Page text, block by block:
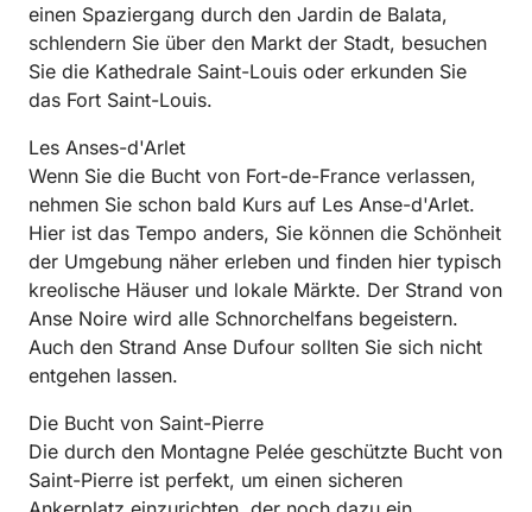
einen Spaziergang durch den Jardin de Balata,
schlendern Sie über den Markt der Stadt, besuchen
Sie die Kathedrale Saint-Louis oder erkunden Sie
das Fort Saint-Louis.
Les Anses-d'Arlet
Wenn Sie die Bucht von Fort-de-France verlassen,
nehmen Sie schon bald Kurs auf Les Anse-d'Arlet.
Hier ist das Tempo anders, Sie können die Schönheit
der Umgebung näher erleben und finden hier typisch
kreolische Häuser und lokale Märkte. Der Strand von
Anse Noire wird alle Schnorchelfans begeistern.
Auch den Strand Anse Dufour sollten Sie sich nicht
entgehen lassen.
Die Bucht von Saint-Pierre
Die durch den Montagne Pelée geschützte Bucht von
Saint-Pierre ist perfekt, um einen sicheren